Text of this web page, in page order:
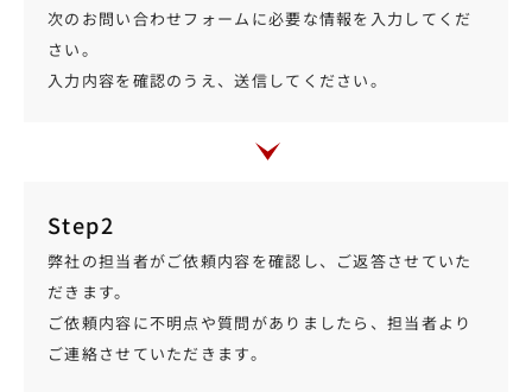
次のお問い合わせフォームに必要な情報を入力してくだ
さい。
入力内容を確認のうえ、送信してください。
Step2
弊社の担当者がご依頼内容を確認し、ご返答させていた
だきます。
ご依頼内容に不明点や質問がありましたら、担当者より
ご連絡させていただきます。